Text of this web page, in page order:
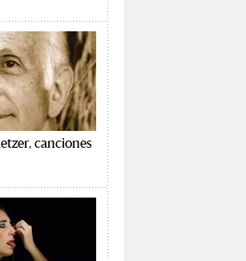
canciones